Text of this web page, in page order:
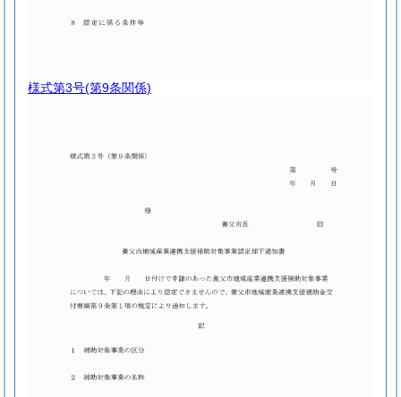
様式第3号(第9条関係)